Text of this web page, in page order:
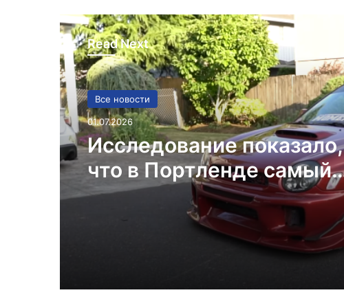
Read Next
Все новости
01.07.2026
Исследование показало,
что в Портленде самый
высокий уровень угона
автомобилей на душу
населения в США